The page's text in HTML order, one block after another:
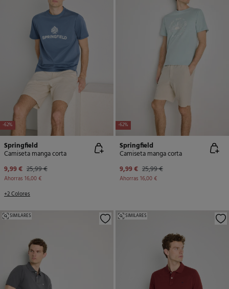
-62%
Springfield
Camiseta manga corta
9,99 € 25,99 €
Ahorras 16,00 €
+2 Colores
-62%
Springfield
Camiseta manga corta
9,99 € 25,99 €
Ahorras 16,00 €
SIMILARES SIMILARES